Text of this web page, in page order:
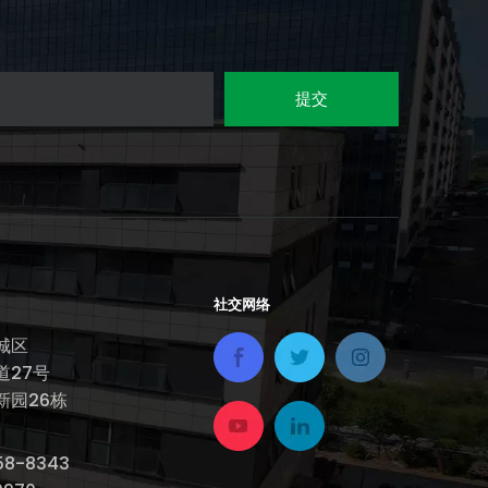
提交
区
27号
园26栋
8343​​​​​​​
社交网络